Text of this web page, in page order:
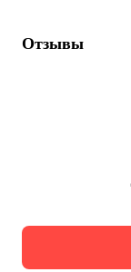
Отзывы